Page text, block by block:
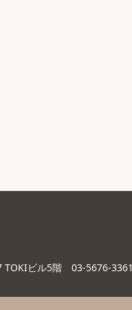
TOKIビル5階 03-5676-3361